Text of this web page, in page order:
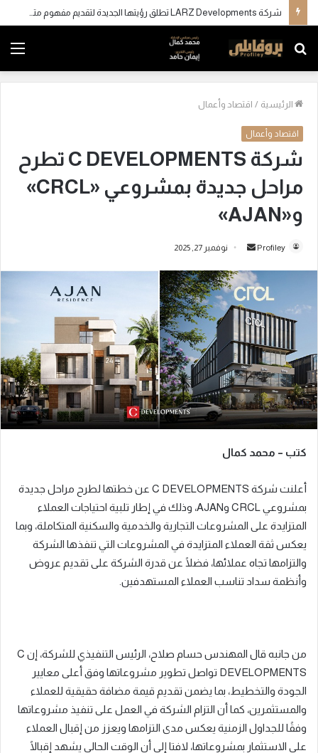
شركة LARZ Developments تطلق رؤيتها الجديدة لتقديم مفهوم متكامل للتطوير العقاري في مصر
بحث
عن
الرئيسية / اقتصاد وأعمال
اقتصاد وأعمال
شركة C DEVELOPMENTS تطرح
مراحل جديدة بمشروعي «CRCL»
و«AJAN»
Profiley
س
ل
ب
ر
ي
د
ا
إ
ل
ت
و
ن
ي
نوفمبر 27, 2025
كتب – محمد كمال
أعلنت شركة C DEVELOPMENTS عن خطتها لطرح مراحل جديدة
بمشروعي CRCL وAJAN، وذلك في إطار تلبية احتياجات العملاء
المتزايدة على المشروعات التجارية والخدمية والسكنية المتكاملة، وبما
يعكس ثقة العملاء المتزايدة في المشروعات التي تنفذها الشركة
والتزامها تجاه عملائها، فضلًا عن قدرة الشركة على تقديم عروض
وأنظمة سداد تناسب العملاء المستهدفين.
من جانبه قال المهندس حسام صلاح، الرئيس التنفيذي للشركة، إن C
DEVELOPMENTS تواصل تطوير مشروعاتها وفق أعلى معايير
الجودة والتخطيط، بما يضمن تقديم قيمة مضافة حقيقية للعملاء
والمستثمرين، كما أن التزام الشركة في العمل على تنفيذ مشروعاتها
وفقًا للجداول الزمنية يعكس مدى التزامها ويعزز من إقبال العملاء
على الاستثمار بمشروعاتها، لافتا إلى أن الوقت الحالي يشهد إقبالًا